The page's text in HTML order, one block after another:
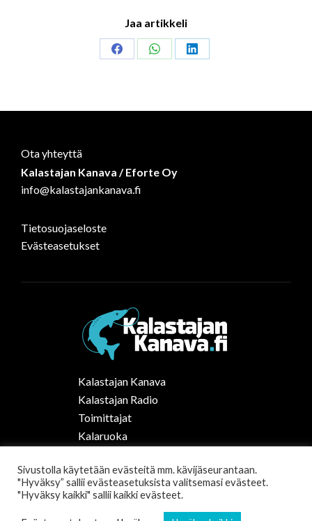
Jaa artikkeli
Share
Share
Share
Ota yhteyttä
Kalastajan Kanava / Eforte Oy
info@kalastajankanava.fi
Tietosuojaseloste
Evästeasetukset
Kalastajan Kanava
Kalastajan Radio
Toimittajat
Kalaruoka
Tilaa uutiskirje
Sivustolla käytetään evästeitä mm. kävijäseurantaan.
"Hyväksy” sallii evästeasetuksista valitsemasi evästeet.
"Hyväksy kaikki" sallii kaikki evästeet.